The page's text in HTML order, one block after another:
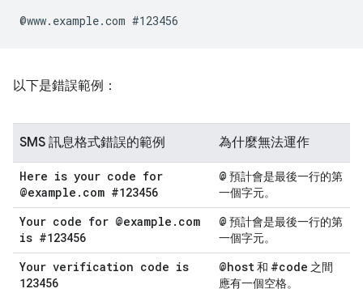
以下是錯誤範例：
SMS 訊息格式錯誤的範例 為什麼無法運作
Here is your code for
@example . com #123456
@ 預計會是最後一行的第
一個字元。
Your code for @example . com
is #123456
@ 預計會是最後一行的第
一個字元。
Your verification code is
123456
@host和 #code 之間
應有一個空格。